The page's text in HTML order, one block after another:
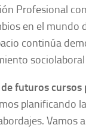
Profesional
en el
continúa
futuros
planificando
Vamos